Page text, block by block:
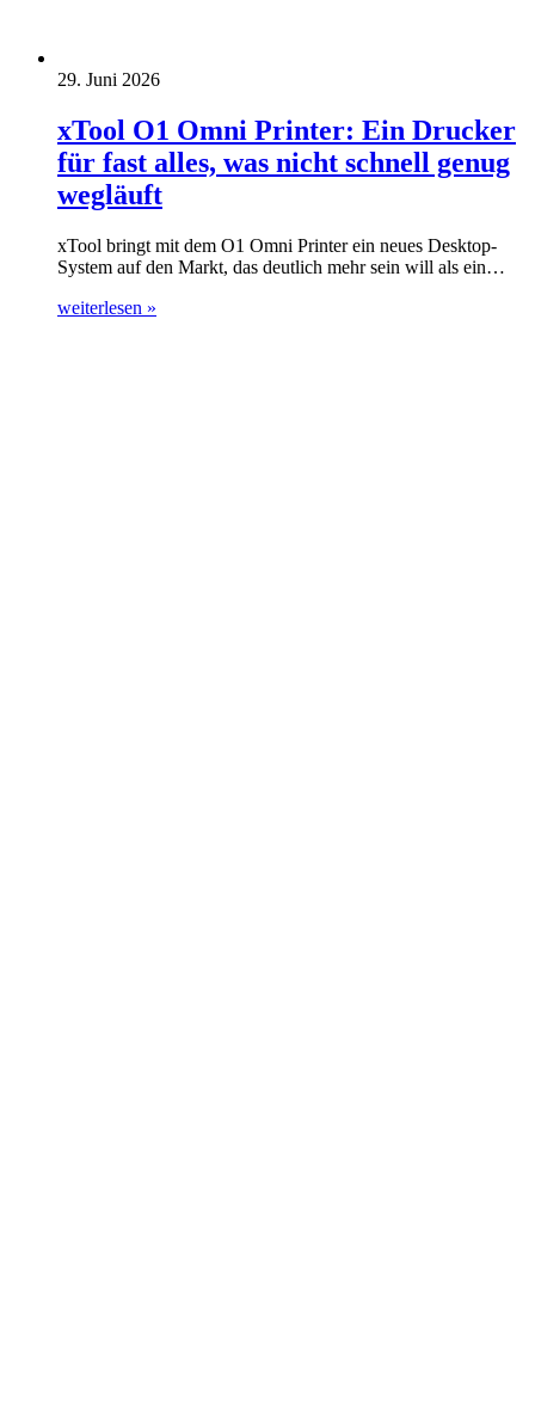
29. Juni 2026
xTool O1 Omni Printer: Ein Drucker
für fast alles, was nicht schnell genug
wegläuft
xTool bringt mit dem O1 Omni Printer ein neues Desktop-
System auf den Markt, das deutlich mehr sein will als ein…
weiterlesen »